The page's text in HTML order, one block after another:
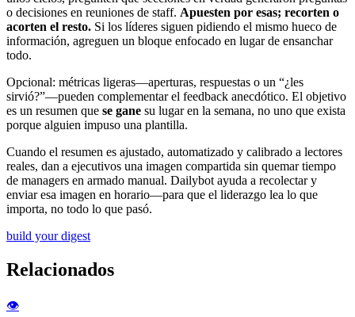
o decisiones en reuniones de staff. Apuesten por esas; recorten o
acorten el resto. Si los líderes siguen pidiendo el mismo hueco de
información, agreguen un bloque enfocado en lugar de ensanchar
todo.
Opcional: métricas ligeras—aperturas, respuestas o un “¿les
sirvió?”—pueden complementar el feedback anecdótico. El objetivo
es un resumen que se gane su lugar en la semana, no uno que exista
porque alguien impuso una plantilla.
Cuando el resumen es ajustado, automatizado y calibrado a lectores
reales, dan a ejecutivos una imagen compartida sin quemar tiempo
de managers en armado manual. Dailybot ayuda a recolectar y
enviar esa imagen en horario—para que el liderazgo lea lo que
importa, no todo lo que pasó.
build your digest
Relacionados
👁️